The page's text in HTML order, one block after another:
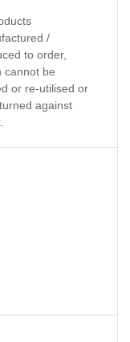
/
to order,
cannot be
or re-utilised or
against